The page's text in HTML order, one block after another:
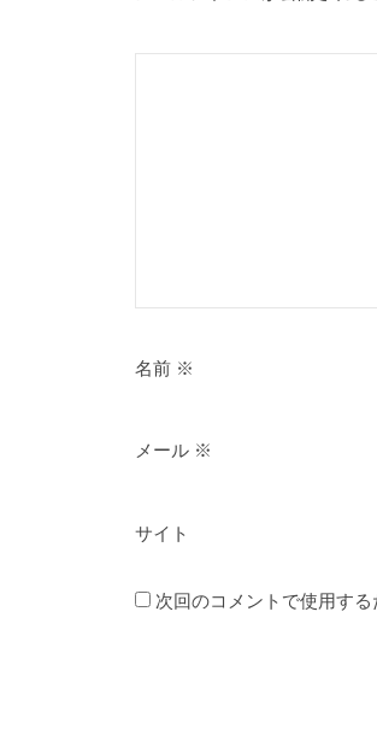
名前 ※
メール ※
サイト
次回のコメントで使用す